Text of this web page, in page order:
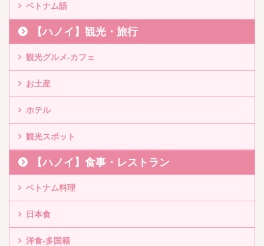
ベトナム語
【ハノイ】観光・旅行
観光グルメ-カフェ
お土産
ホテル
観光スポット
【ハノイ】食事・レストラン
ベトナム料理
日本食
洋食-多国籍